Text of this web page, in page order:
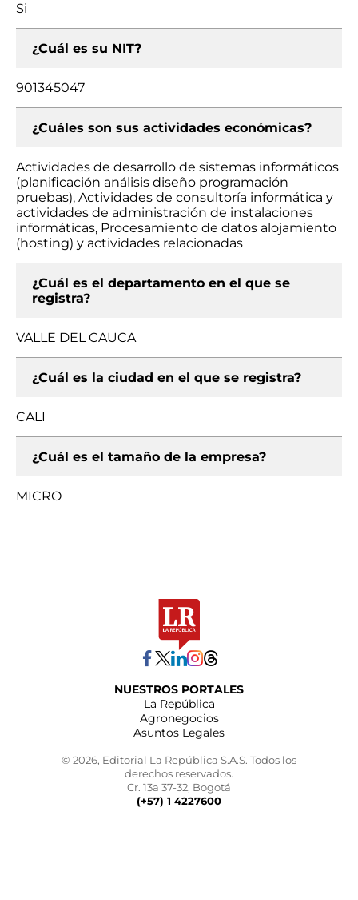
Si
¿Cuál es su NIT?
901345047
¿Cuáles son sus actividades económicas?
Actividades de desarrollo de sistemas informáticos
(planificación análisis diseño programación
pruebas), Actividades de consultoría informática y
actividades de administración de instalaciones
informáticas, Procesamiento de datos alojamiento
(hosting) y actividades relacionadas
¿Cuál es el departamento en el que se
registra?
VALLE DEL CAUCA
¿Cuál es la ciudad en el que se registra?
CALI
¿Cuál es el tamaño de la empresa?
MICRO
NUESTROS PORTALES
La República
Agronegocios
Asuntos Legales
© 2026, Editorial La República S.A.S. Todos los
derechos reservados.
Cr. 13a 37-32, Bogotá
(+57) 1 4227600